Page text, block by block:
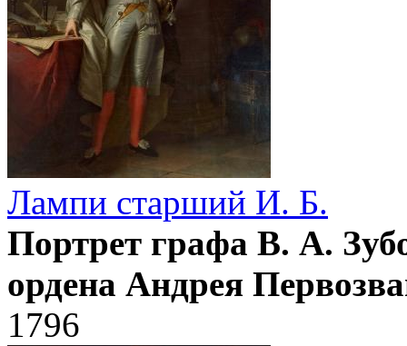
Лампи старший И. Б.
Портрет графа В. А.
ордена Андрея
1796